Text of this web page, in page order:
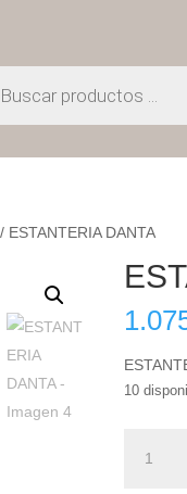
/ ESTANTERIA DANTA
10
DANTA